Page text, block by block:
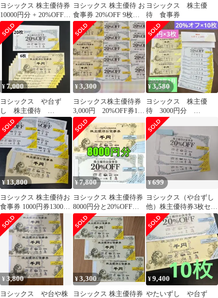
ヨシックス 株主優待券
10000円分 + 20%OFF券
2枚
ヨシックス 株主優待 お
食事券 20%OFF 9枚セ
ット
ヨシックス 株主優
待 食事券
¥7,000
ヨシックス や台ず
し 株主優待
2027/1/31
¥3,300
ヨシックス株主優待券
3,000円 20%OFF券10
枚
¥3,580
ヨシックス 株主優
待 3000円分
20％OFF券
¥13,800
ヨシックス 株主優待お
食事券 1000円券13000
円分と20%OFF券5枚
¥7,800
ヨシックス 株主優待券
8000円分と20%OFF券
や台ずし等
¥699
ヨシックス（や台ずし
他）株主優待券3枚セッ
トak
¥3,800
ヨシックス や台や株
¥3,300
ヨシックス 株主優待券
¥9,400
やたいずし や台ず